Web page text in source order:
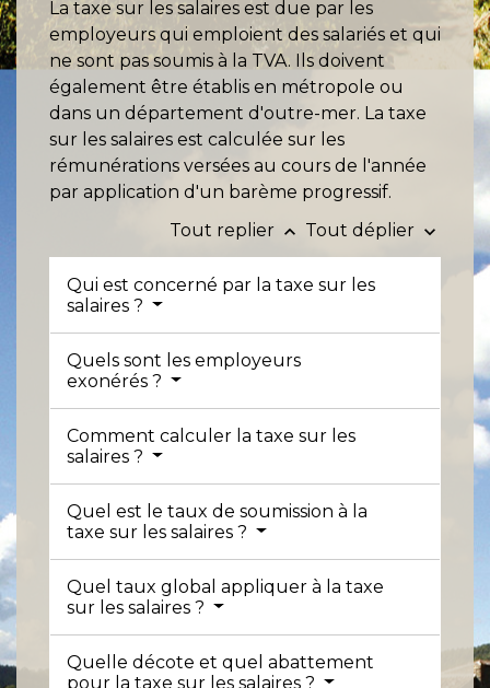
La taxe sur les salaires est due par les
employeurs qui emploient des salariés et qui
ne sont pas soumis à la TVA. Ils doivent
également être établis en métropole ou
dans un département d'outre-mer. La taxe
sur les salaires est calculée sur les
rémunérations versées au cours de l'année
par application d'un barème progressif.
Tout replier keyboard_arrow_up Tout déplier keyboard_arrow_down
Qui est concerné par la taxe sur les
salaires ?
Quels sont les employeurs
exonérés ?
Comment calculer la taxe sur les
salaires ?
Quel est le taux de soumission à la
taxe sur les salaires ?
Quel taux global appliquer à la taxe
sur les salaires ?
Quelle décote et quel abattement
pour la taxe sur les salaires ?